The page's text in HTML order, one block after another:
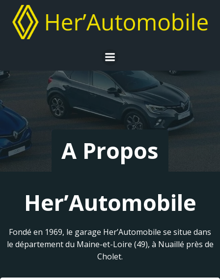
au
contenu
A Propos
Her’Automobile
Fondé en 1969, le garage Her’Automobile se situe dans
le département du Maine-et-Loire (49), à Nuaillé près de
Cholet.